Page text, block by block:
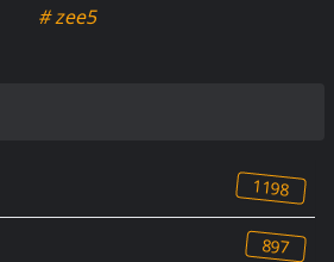
# zee5
1198
897